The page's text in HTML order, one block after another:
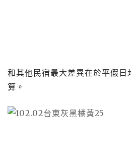
和其他民宿最大差異在於平假日
算。